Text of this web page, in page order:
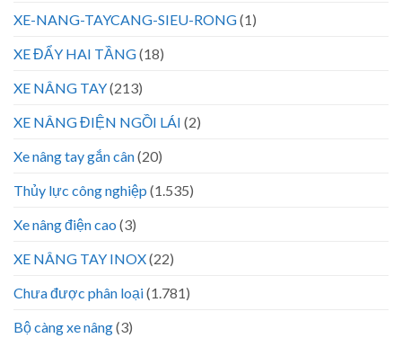
XE-NANG-TAYCANG-SIEU-RONG(1)
XE ĐẨY HAI TẦNG(18)
XE NÂNG TAY(213)
XE NÂNG ĐIỆN NGỒI LÁI (2)
Xe nâng tay gắn cân(20)
Thủy lực công nghiệp (1.535)
Xe nâng điện cao (3)
XE NÂNG TAY INOX(22)
Chưa được phân loại(1.781)
Bộ càng xe nâng(3)